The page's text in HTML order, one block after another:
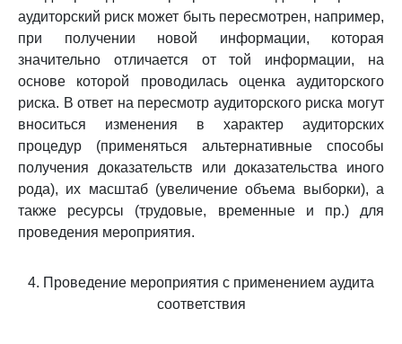
аудиторский риск может быть пересмотрен, например,
при получении новой информации, которая
значительно отличается от той информации, на
основе которой проводилась оценка аудиторского
риска. В ответ на пересмотр аудиторского риска могут
вноситься изменения в характер аудиторских
процедур (применяться альтернативные способы
получения доказательств или доказательства иного
рода), их масштаб (увеличение объема выборки), а
также ресурсы (трудовые, временные и пр.) для
проведения мероприятия.
4. Проведение мероприятия с применением аудита
соответствия